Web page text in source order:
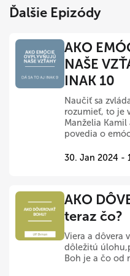
Ďalšie Epizódy
AKO
NAŠE
INAK 10
Naučiť sa
rozumieť, to je
Manželia
povedia o
30. Jan 2024 -
AKO
teraz čo?
Viera a dôvera
dôležitú
Boh je a čo od